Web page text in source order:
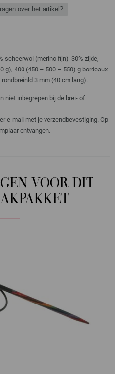
over het artikel?
scheerwol (merino fijn), 30% zijde,
g), 400 (450 – 500 – 550) g bordeaux
3 mm (40 cm lang).
niet inbegrepen bij de brei- of
e-mail met je verzendbevestiging. Op
ontvangen.
VOOR DIT